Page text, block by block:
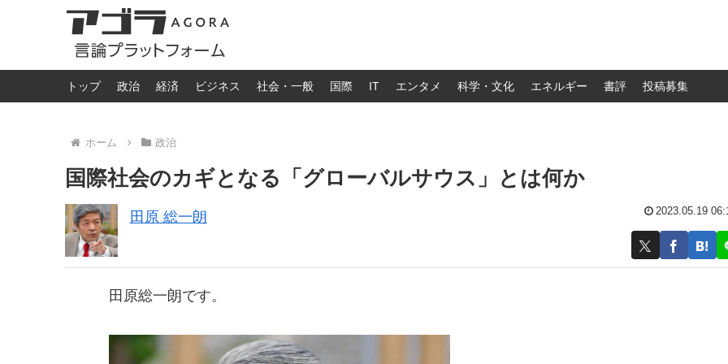
トップ 政治 経済 ビジネス 社会・一般 国際 IT エンタメ 科学・文化 エネルギー 書評 投稿募集
ホーム 政治
国際社会のカギとなる「グローバルサウス」とは何か
田原 総一朗 2023.05.19
田原総一朗です。